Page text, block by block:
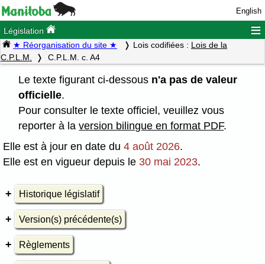
English
Législation ≡
★ Réorganisation du site ★ Lois codifiées : Lois de la
C.P.L.M.
C.P.L.M. c. A4
Le texte figurant ci-dessous n'a pas de valeur
officielle.
Pour consulter le texte officiel, veuillez vous
reporter à laversion bilingue en format PDF.
Elle est à jour en date du 4 août 2026.
Elle est en vigueur depuis le 30 mai 2023.
Historique législatif
Version(s) précédente(s)
Règlements